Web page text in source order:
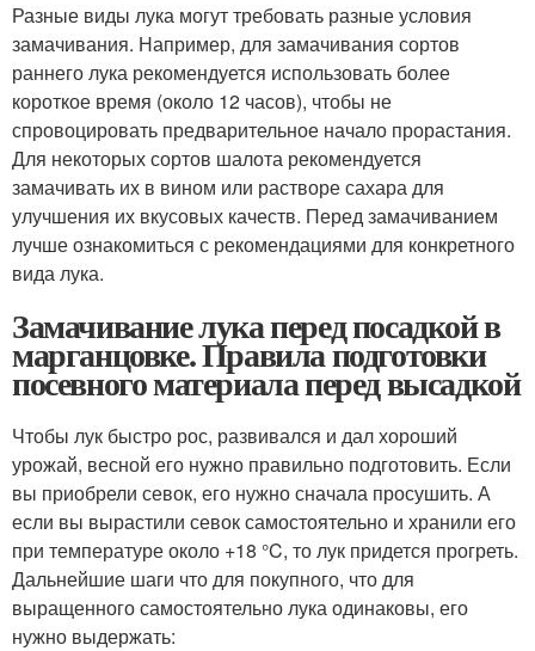
Разные виды лука могут требовать разные условия
замачивания. Например, для замачивания сортов
раннего лука рекомендуется использовать более
короткое время (около 12 часов), чтобы не
спровоцировать предварительное начало прорастания.
Для некоторых сортов шалота рекомендуется
замачивать их в вином или растворе сахара для
улучшения их вкусовых качеств. Перед замачиванием
лучше ознакомиться с рекомендациями для конкретного
вида лука.
Замачивание лука перед посадкой в
марганцовке. Правила подготовки
посевного материала перед высадкой
Чтобы лук быстро рос, развивался и дал хороший
урожай, весной его нужно правильно подготовить. Если
вы приобрели севок, его нужно сначала просушить. А
если вы вырастили севок самостоятельно и хранили его
при температуре около +18 °C, то лук придется прогреть.
Дальнейшие шаги что для покупного, что для
выращенного самостоятельно лука одинаковы, его
нужно выдержать: